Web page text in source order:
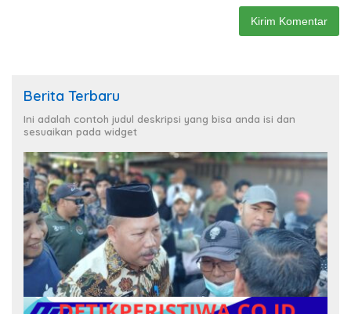
Berita Terbaru
Ini adalah contoh judul deskripsi yang bisa anda isi dan
sesuaikan pada widget